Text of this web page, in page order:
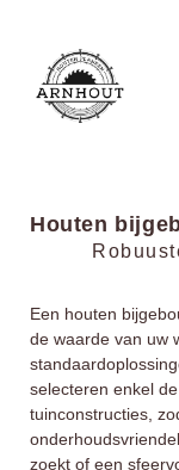
Houten
Een houten
de waarde van uw
selecteren enkel
tuinconstructies ,
zoekt of een